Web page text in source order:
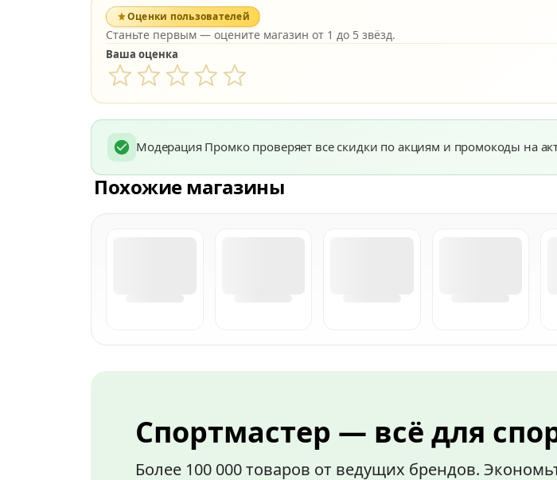
Оценки пользователей
Станьте первым — оцените магазин от 1 до 5 звёзд.
Ваша оценка
Модерация Промко проверяет все скидки по акциям и промокоды на
Похожие магазины
Спортмастер — всё для
Более 100 000 товаров от ведущих брендов.